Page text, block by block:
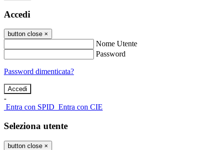
Accedi
button close ×
Nome Utente
Password
Password dimenticata?
-
Entra con SPID Entra con CIE
Seleziona utente
button close ×